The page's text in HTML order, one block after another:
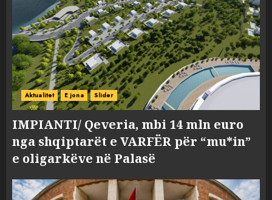
Aktualitet E jona Slider
IMPIANTI/ Qeveria, mbi 14 mln euro
nga shqiptarët e VARFËR për “mu*in”
e oligarkëve në Palasë